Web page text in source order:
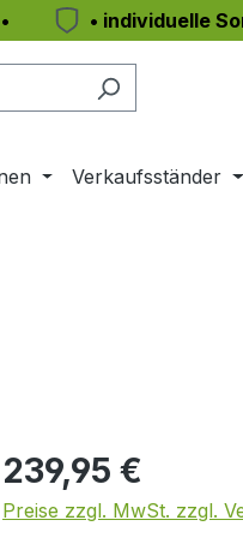
• individuelle
Verkaufsständer
Regulärer Preis:
239,95 €
Preise zzgl. MwSt. zzgl.